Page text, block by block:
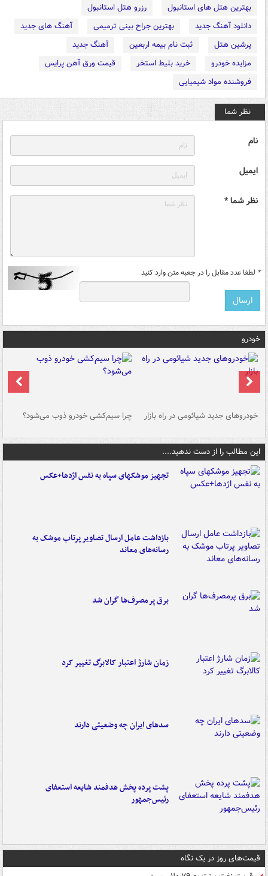
بهترین هتل های استانبول
رزرو هتل استانبول
دانلود آهنگ جدید
بهترین جراح بینی ترمیمی
آهنگ های جدید
پرشین هتل
ثبت نام بیمه اربعین
آهنگ جدید
مزایده خودرو
خرید بلیط استخر
قیمت ورق آهن پرایس
فروشنده مواد شیمیایی
نظر شما
نام
ایمیل
نظر شما *
* لطفا عدد مقابل را در جعبه متن وارد کنید
خودرو
خودروهای جدید شیائومی در راه بازار چرا سیم‌کشی خودرو ذوب می‌شود؟
این مطالب را از دست ندهید....
تجهیز موشکهای سپاه به نفس اژدها+عکس
بازداشت عامل ارسال تصاویر پرتاب موشک به
رسانه‌های معاند
برق پرمصرف‌ها گران شد
زمان شارژ اعتبار کالابرگ تغییر کرد
سدهای ایران چه وضعیتی دارند
پشت پرده پخش هدفمند شایعه استعفای
رئیس‌جمهور
قیمت‌های روز در یک نگاه